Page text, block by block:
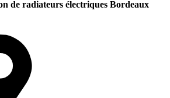
de radiateurs électriques Bordeaux